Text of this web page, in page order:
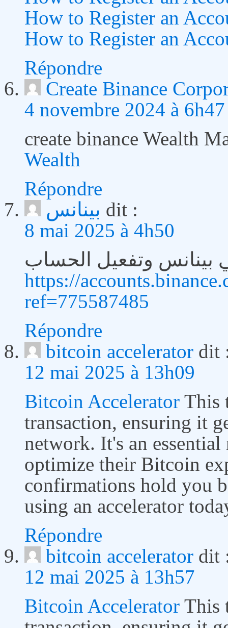
How to Register an
How to Register an
Répondre
Create Binance
4 novembre 2024 à 6h47
create binance Wealth
Wealth
Répondre
بينانس dit :
8 mai 2025 à 4h50
بينانس وتفعيل الحساب
https://
ref=775587485
Répondre
bitcoin accelerator dit
12 mai 2025 à 13h09
Bitcoin Accelerator This
transaction, ensuring it
network. It's an
optimize their Bitcoin
confirmations hold you
using an accelerator
Répondre
bitcoin accelerator dit
12 mai 2025 à 13h57
Bitcoin Accelerator This